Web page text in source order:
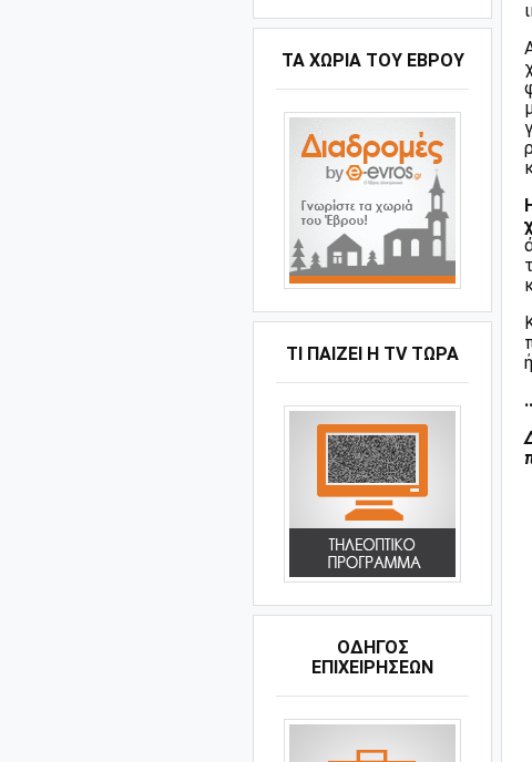
ΤΑ ΧΩΡΙΆ ΤΟΥ ΈΒΡΟΥ
ΤΙ ΠΑΊΖΕΙ Η ΤV ΤΏΡΑ
ΟΔΗΓΌΣ
ΕΠΙΧΕΙΡΉΣΕΩΝ